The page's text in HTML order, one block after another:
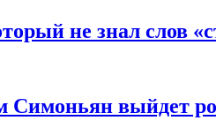
не знал
Симоньян выйдет